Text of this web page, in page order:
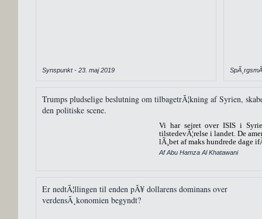
Synspunkt - 23. maj 2019
Trumps pludselige beslutning om tilbagetrÃ¦kning af Syrien,
den politiske scene.
Vi har sejret over ISIS i
tilstedevÃ¦relse i landet. De
lÃ¸bet af maks hundrede dage
Af Abu Hamza Al Khatawani
Er nedtÃ¦llingen til enden pÃ¥ dollarens dominans over
verdensÃ¸konomien begyndt?